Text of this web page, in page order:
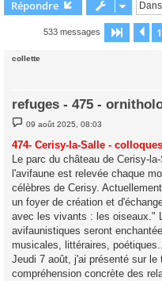
Répondre
533 messages Page 531
collette
refuges - 475 -
M
e
s
s
a
g
e
09 août 2025, 08:03
474- Cerisy-la-Salle -
Le parc du château de Cerisy-
l'avifaune est relevée chaque
célèbres de Cerisy.
un foyer de création et
avec les vivants : les oiseaux."
avifaunistiques seront
musicales, littéraires,
Jeudi 7 août, j'ai présenté sur le
compréhension concrète des